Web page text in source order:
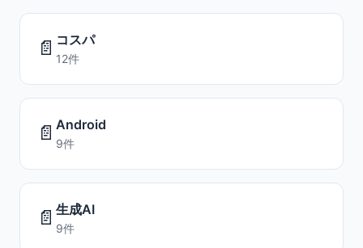
📄 コスパ
12件
📄 Android
9件
📄 生成AI
9件